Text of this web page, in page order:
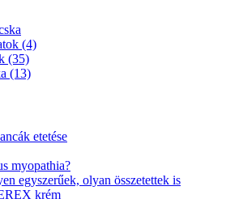
(4)
(35)
(13)
etetése
myopathia?
egyszerűek, olyan összetettek is
krém